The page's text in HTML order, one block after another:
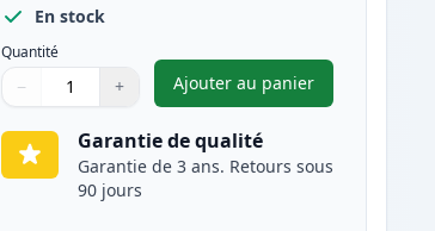
En stock
Quantité
Quantité
Utilisez les boutons pour ajuster
− +
Quantité
Ajouter au panier
,Pack de 2 Canon 728
Garantie de qualité
Garantie de 3 ans. Retours sous
90 jours